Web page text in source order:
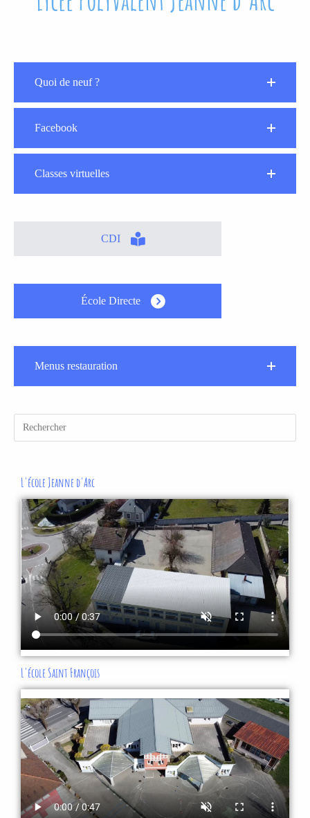
Quoi de neuf ?
Facebook
Classes virtuelles
CDI
École Directe
Menus restauration
L'école Jeanne d'Arc
L'école Saint François